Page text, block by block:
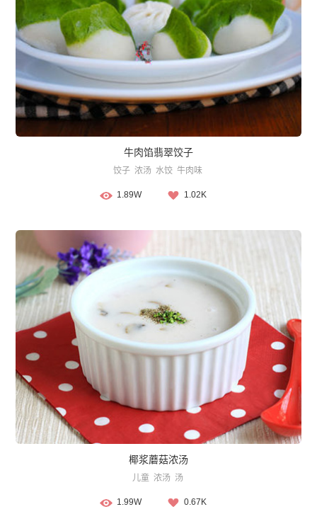
牛肉馅翡翠饺子
饺子 浓汤 水饺 牛肉味
1.89W 1.02K
椰浆蘑菇浓汤
儿童 浓汤 汤
1.99W 0.67K